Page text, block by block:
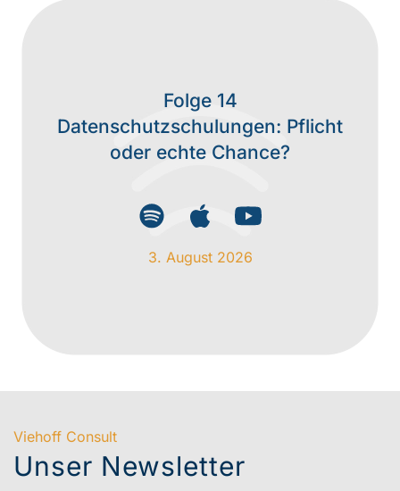
Folge 13
Wenn Datenschutz allein nicht
mehr reicht
20. Juli 2026
Viehoff Consult
Unser Newsletter